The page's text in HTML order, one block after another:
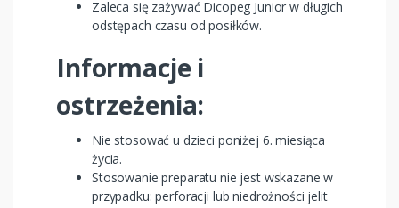
Zaleca się zażywać Dicopeg Junior w długich
odstępach czasu od posiłków.
Informacje i
ostrzeżenia:
Nie stosować u dzieci poniżej 6. miesiąca
życia.
Stosowanie preparatu nie jest wskazane w
przypadku: perforacji lub niedrożności jelit